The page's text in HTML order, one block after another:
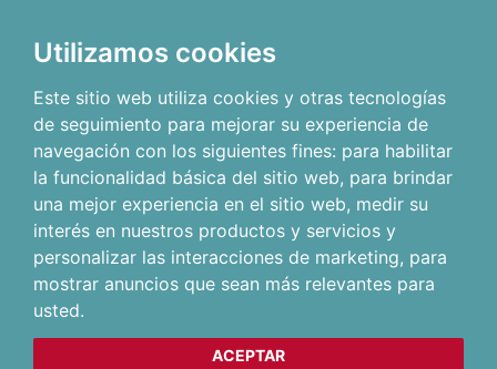
Utilizamos cookies
Este sitio web utiliza cookies y otras tecnologías
de seguimiento para mejorar su experiencia de
navegación con los siguientes fines: para habilitar
la funcionalidad básica del sitio web, para brindar
una mejor experiencia en el sitio web, medir su
interés en nuestros productos y servicios y
personalizar las interacciones de marketing, para
mostrar anuncios que sean más relevantes para
usted.
ACEPTAR